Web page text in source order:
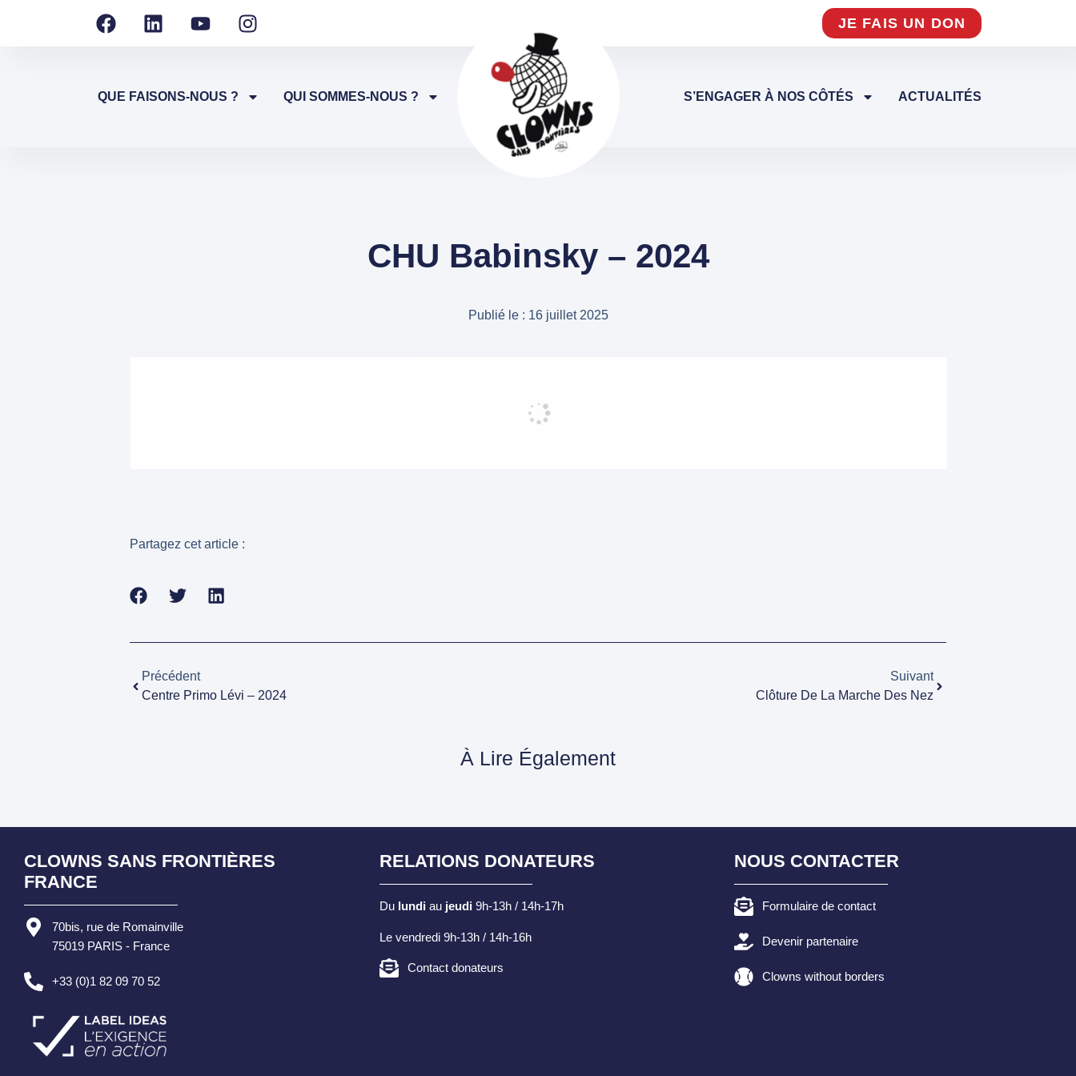
JE FAIS UN DON
QUE FAISONS-NOUS ? QUI SOMMES-NOUS ? S’ENGAGER À NOS CÔTÉS ACTUALITÉS
CHU Babinsky – 2024
Publié le : 16 juillet 2025
Partagez cet article :
Précédent
Centre Primo Lévi – 2024
Suivant
Clôture De La Marche Des Nez
À Lire Également
CLOWNS SANS FRONTIÈRES
FRANCE
70bis, rue de Romainville
75019 PARIS - France
+33 (0)1 82 09 70 52
RELATIONS DONATEURS
Du lundiau jeudi9h-13h / 14h-17h
Le vendredi 9h-13h / 14h-16h
Contact donateurs
NOUS CONTACTER
Formulaire de contact
Devenir partenaire
Clowns without borders